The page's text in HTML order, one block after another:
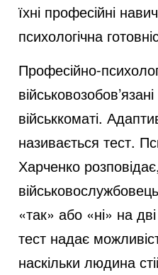
їхні професійні
психологічна
Професійно-
військкоматі.
називається тест.
Харченко
«так» або «ні» на
тест надає
наскільки людина